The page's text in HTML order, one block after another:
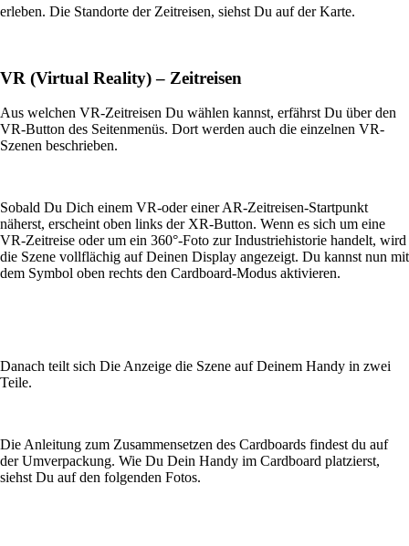
erleben. Die Standorte der Zeitreisen, siehst Du auf der Karte.
VR (Virtual Reality) – Zeitreisen
Aus welchen VR-Zeitreisen Du wählen kannst, erfährst Du über den
VR-Button des Seitenmenüs. Dort werden auch die einzelnen VR-
Szenen beschrieben.
Sobald Du Dich einem VR-oder einer AR-Zeitreisen-Startpunkt
näherst, erscheint oben links der XR-Button. Wenn es sich um eine
VR-Zeitreise oder um ein 360°-Foto zur Industriehistorie handelt, wird
die Szene vollflächig auf Deinen Display angezeigt. Du kannst nun mit
dem Symbol oben rechts den Cardboard-Modus aktivieren.
Danach teilt sich Die Anzeige die Szene auf Deinem Handy in zwei
Teile.
Die Anleitung zum Zusammensetzen des Cardboards findest du auf
der Umverpackung. Wie Du Dein Handy im Cardboard platzierst,
siehst Du auf den folgenden Fotos.